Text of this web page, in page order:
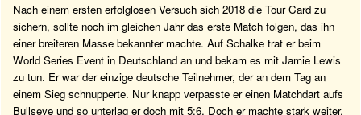
Nach einem ersten erfolglosen Versuch sich 2018 die Tour Card zu
sichern, sollte noch im gleichen Jahr das erste Match folgen, das ihn
einer breiteren Masse bekannter machte. Auf Schalke trat er beim
World Series Event in Deutschland an und bekam es mit Jamie Lewis
zu tun. Er war der einzige deutsche Teilnehmer, der an dem Tag an
einem Sieg schnupperte. Nur knapp verpasste er einen Matchdart aufs
Bullseye und so unterlag er doch mit 5:6. Doch er machte stark weiter.